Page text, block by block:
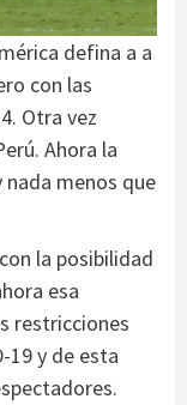
defina a a
con las
Otra vez
Ahora la
menos que
la posibilidad
esa
restricciones
19 y de esta